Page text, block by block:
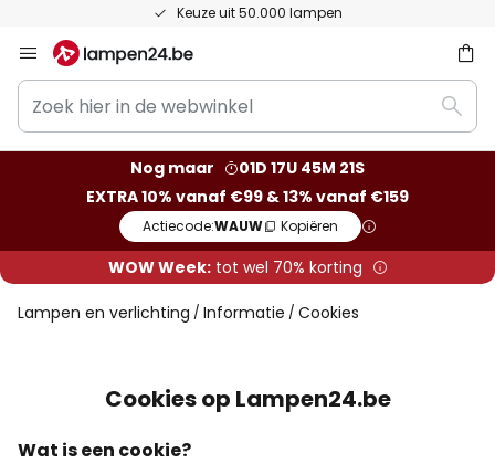
Keuze uit 50.000 lampen
naar
de
inhoud
Zoek
hier
in
webwinkel
Nog maar
01D 17U 45M 21S
EXTRA 10% vanaf €99 & 13% vanaf €159
Actiecode:WAUW Kopiëren
WOW Week:tot wel 70% korting
Lampen en verlichting Informatie Cookies
Cookies op Lampen24.be
Wat is een cookie?